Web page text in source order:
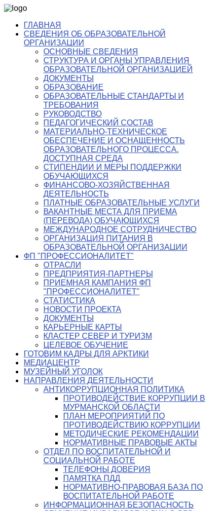
ГЛАВНАЯ
СВЕДЕНИЯ ОБ ОБРАЗОВАТЕЛЬНОЙ
ОРГАНИЗАЦИИ
ОСНОВНЫЕ СВЕДЕНИЯ
СТРУКТУРА И ОРГАНЫ УПРАВЛЕНИЯ
ОБРАЗОВАТЕЛЬНОЙ ОРГАНИЗАЦИЕЙ
ДОКУМЕНТЫ
ОБРАЗОВАНИЕ
ОБРАЗОВАТЕЛЬНЫЕ СТАНДАРТЫ И
ТРЕБОВАНИЯ
РУКОВОДСТВО
ПЕДАГОГИЧЕСКИЙ СОСТАВ
МАТЕРИАЛЬНО-ТЕХНИЧЕСКОЕ
ОБЕСПЕЧЕНИЕ И ОСНАЩЕННОСТЬ
ОБРАЗОВАТЕЛЬНОГО ПРОЦЕССА.
ДОСТУПНАЯ СРЕДА
СТИПЕНДИИ И МЕРЫ ПОДДЕРЖКИ
ОБУЧАЮЩИХСЯ
ФИНАНСОВО-ХОЗЯЙСТВЕННАЯ
ДЕЯТЕЛЬНОСТЬ
ПЛАТНЫЕ ОБРАЗОВАТЕЛЬНЫЕ УСЛУГИ
ВАКАНТНЫЕ МЕСТА ДЛЯ ПРИЕМА
(ПЕРЕВОДА) ОБУЧАЮЩИХСЯ
МЕЖДУНАРОДНОЕ СОТРУДНИЧЕСТВО
ОРГАНИЗАЦИЯ ПИТАНИЯ В
ОБРАЗОВАТЕЛЬНОЙ ОРГАНИЗАЦИИ
ФП "ПРОФЕССИОНАЛИТЕТ"
ОТРАСЛИ
ПРЕДПРИЯТИЯ-ПАРТНЕРЫ
ПРИЕМНАЯ КАМПАНИЯ ФП
"ПРОФЕССИОНАЛИТЕТ"
СТАТИСТИКА
НОВОСТИ ПРОЕКТА
ДОКУМЕНТЫ
КАРЬЕРНЫЕ КАРТЫ
КЛАСТЕР СЕВЕР И ТУРИЗМ
ЦЕЛЕВОЕ ОБУЧЕНИЕ
ГОТОВИМ КАДРЫ ДЛЯ АРКТИКИ
МЕДИАЦЕНТР
МУЗЕЙНЫЙ УГОЛОК
НАПРАВЛЕНИЯ ДЕЯТЕЛЬНОСТИ
АНТИКОРРУПЦИОННАЯ ПОЛИТИКА
ПРОТИВОДЕЙСТВИЕ КОРРУПЦИИ В
МУРМАНСКОЙ ОБЛАСТИ
ПЛАН МЕРОПРИЯТИЙ ПО
ПРОТИВОДЕЙСТВИЮ КОРРУПЦИИ
МЕТОДИЧЕСКИЕ РЕКОМЕНДАЦИИ
НОРМАТИВНЫЕ ПРАВОВЫЕ АКТЫ
ОТДЕЛ ПО ВОСПИТАТЕЛЬНОЙ И
СОЦИАЛЬНОЙ РАБОТЕ
ТЕЛЕФОНЫ ДОВЕРИЯ
ПАМЯТКА ПДД
НОРМАТИВНО-ПРАВОВАЯ БАЗА ПО
ВОСПИТАТЕЛЬНОЙ РАБОТЕ
ИНФОРМАЦИОННАЯ БЕЗОПАСНОСТЬ